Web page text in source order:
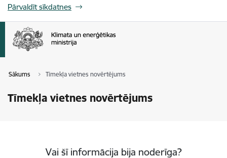
Pārvaldīt sīkdatnes
Sākums Tīmekļa vietnes novērtējums
Tīmekļa vietnes novērtējums
Vai šī informācija bija noderīga?